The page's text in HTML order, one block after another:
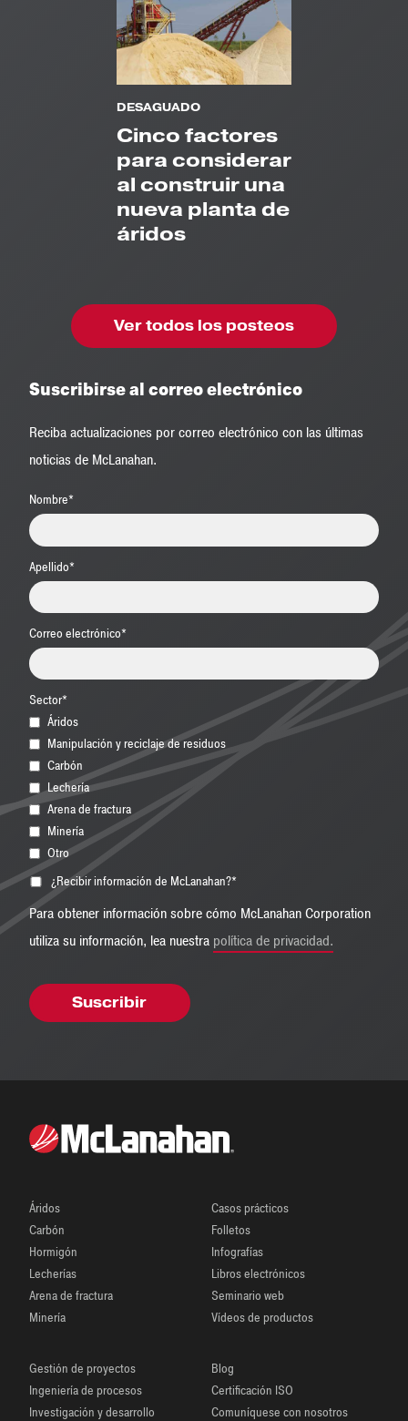
DESAGUADO
Cinco factores
para considerar
al construir una
nueva planta de
áridos
Ver todos los posteos
Suscribirse al correo electrónico
Reciba actualizaciones por correo electrónico con las últimas
noticias de McLanahan.
Nombre*
Apellido*
Correo electrónico*
Sector*
Áridos
Manipulación y reciclaje de residuos
Carbón
Lechería
Arena de fractura
Minería
Otro
¿Recibir información de McLanahan?*
Para obtener información sobre cómo McLanahan Corporation
utiliza su información, lea nuestra política de privacidad.
Áridos
Carbón
Hormigón
Lecherías
Arena de fractura
Minería
Casos prácticos
Folletos
Infografías
Libros electrónicos
Seminario web
Vídeos de productos
Gestión de proyectos
Ingeniería de procesos
Investigación y desarrollo
Blog
Certificación ISO
Comuníquese con nosotros